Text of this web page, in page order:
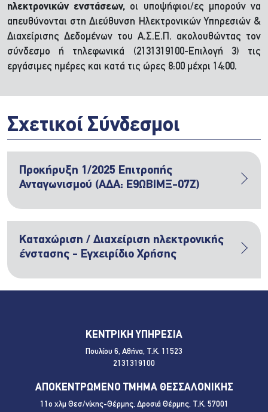
ηλεκτρονικών ενστάσεων, οι υποψήφιοι/ες μπορούν να
απευθύνονται στη Διεύθυνση Ηλεκτρονικών Υπηρεσιών &
Διαχείρισης Δεδομένων του Α.Σ.Ε.Π. ακολουθώντας τον
σύνδεσμο ή τηλεφωνικά (2131319100-Επιλογή 3) τις
εργάσιμες ημέρες και κατά τις ώρες 8:00 μέχρι 14:00.
Σχετικοί Σύνδεσμοι
Προκήρυξη 1/2025 Επιτροπής
Ανταγωνισμού (ΑΔΑ: Ε9ΩΒΙΜΞ-07Ζ)
Καταχώριση / Διαχείριση ηλεκτρονικής
ένστασης - Εγχειρίδιο Χρήσης
ΚΕΝΤΡΙΚΗ ΥΠΗΡΕΣΙΑ
Πουλίου 6, Αθήνα, Τ.Κ. 11523
2131319100
ΑΠΟΚΕΝΤΡΩΜΕΝΟ ΤΜΗΜΑ ΘΕΣΣΑΛΟΝΙΚΗΣ
11ο χλμ Θεσ/νίκης-Θέρμης, Δροσιά Θέρμης, Τ.Κ. 57001